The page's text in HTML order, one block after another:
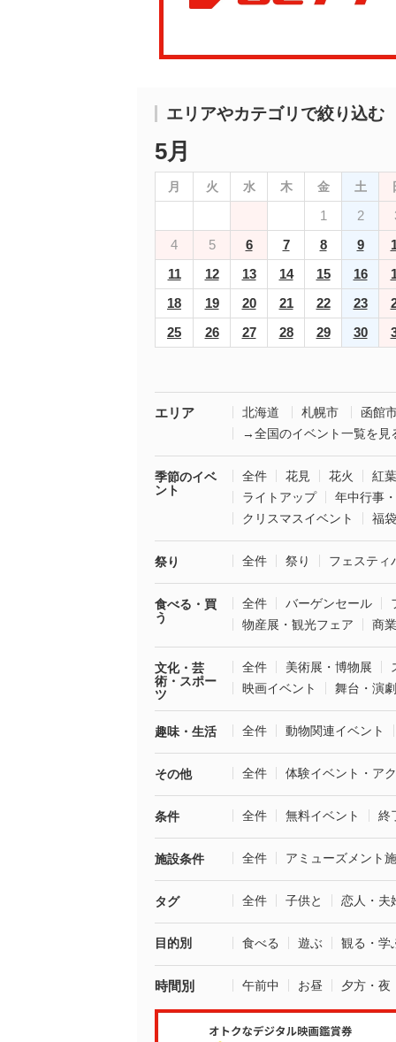
エリアやカテゴリで絞り込む
5月
月 火 水 木 金 土
1 2
4
5 6 7 8 9
11
12 13 14 15 16
18
19 20 21 22 23
25
26 27 28 29 30
エリア 北海道 札幌市
函館
→全国のイベント一覧を見
季節のイベ
ント
全件 花見 花火
紅葉
ライトアップ
年中行事
クリスマスイベント
福
祭り 全件 祭り フェスティ
食べる・買
う
全件 バーゲンセール
物産展・観光フェア
商
文化・芸
術・スポー
ツ
全件 美術展・博物展
映画イベント
舞台・演劇
趣味・生活 全件 動物関連イベント
その他 全件 体験イベント・ア
条件 全件 無料イベント 終
施設条件 全件 アミューズメント
タグ 全件 子供と 恋人・夫
目的別 食べる 遊ぶ 観る・学
時間別 午前中 お昼 夕方・夜